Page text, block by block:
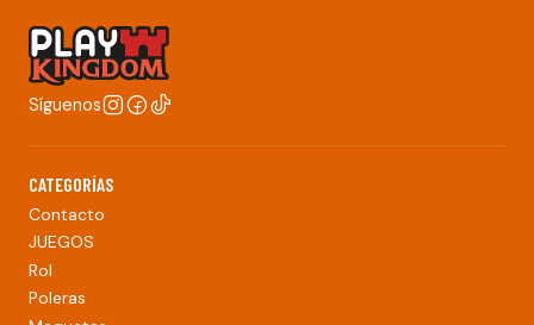
Síguenos
CATEGORÍAS
Contacto
JUEGOS
Rol
Poleras